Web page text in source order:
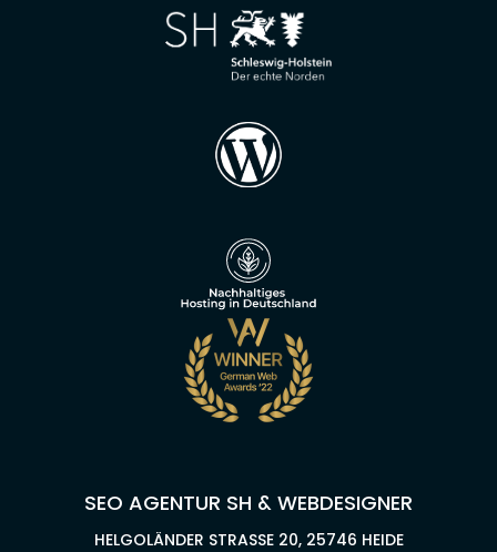
SEO AGENTUR SH & WEBDESIGNER
HELGOLÄNDER STRASSE 20, 25746 HEIDE